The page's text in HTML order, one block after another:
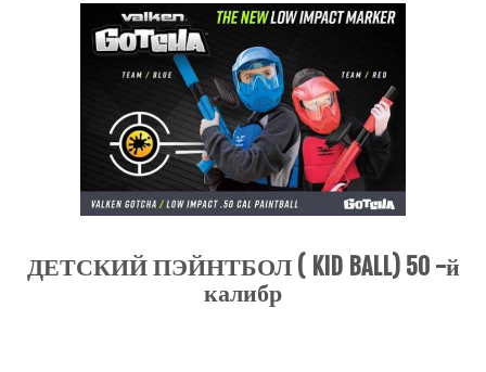
ДЕТСКИЙ ПЭЙНТБОЛ ( KID BALL) 50 -й
калибр